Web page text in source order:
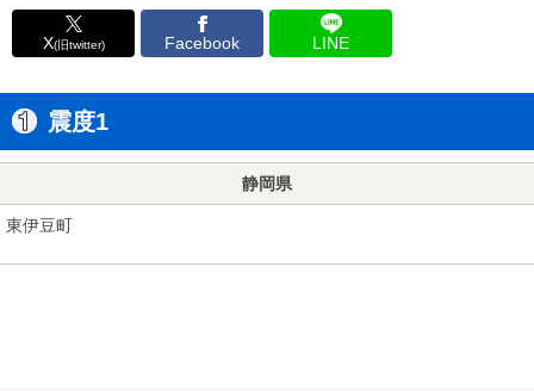
X(旧twitter) Facebook LINE
震度1
静岡県
東伊豆町